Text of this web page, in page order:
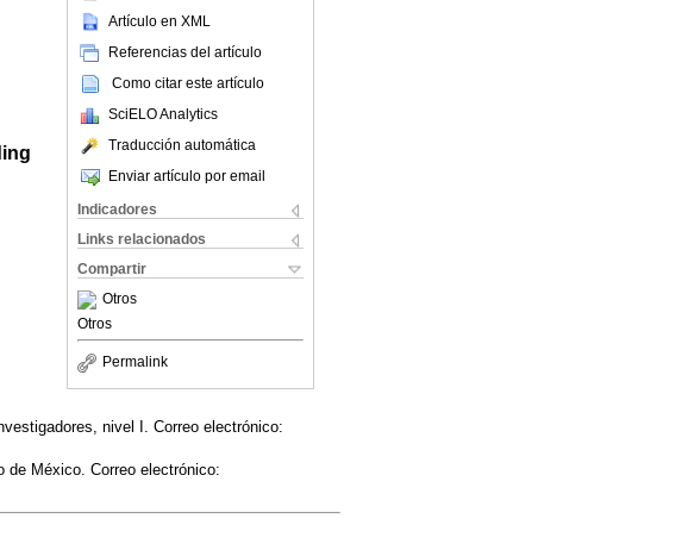
Artículo en XML
Referencias del artículo
Como citar este artículo
SciELO Analytics
Traducción automática
Enviar artículo por email
Indicadores
Links relacionados
Compartir
Otros
Otros
Permalink
nivel I. Correo electrónico:
de México. Correo electrónico: